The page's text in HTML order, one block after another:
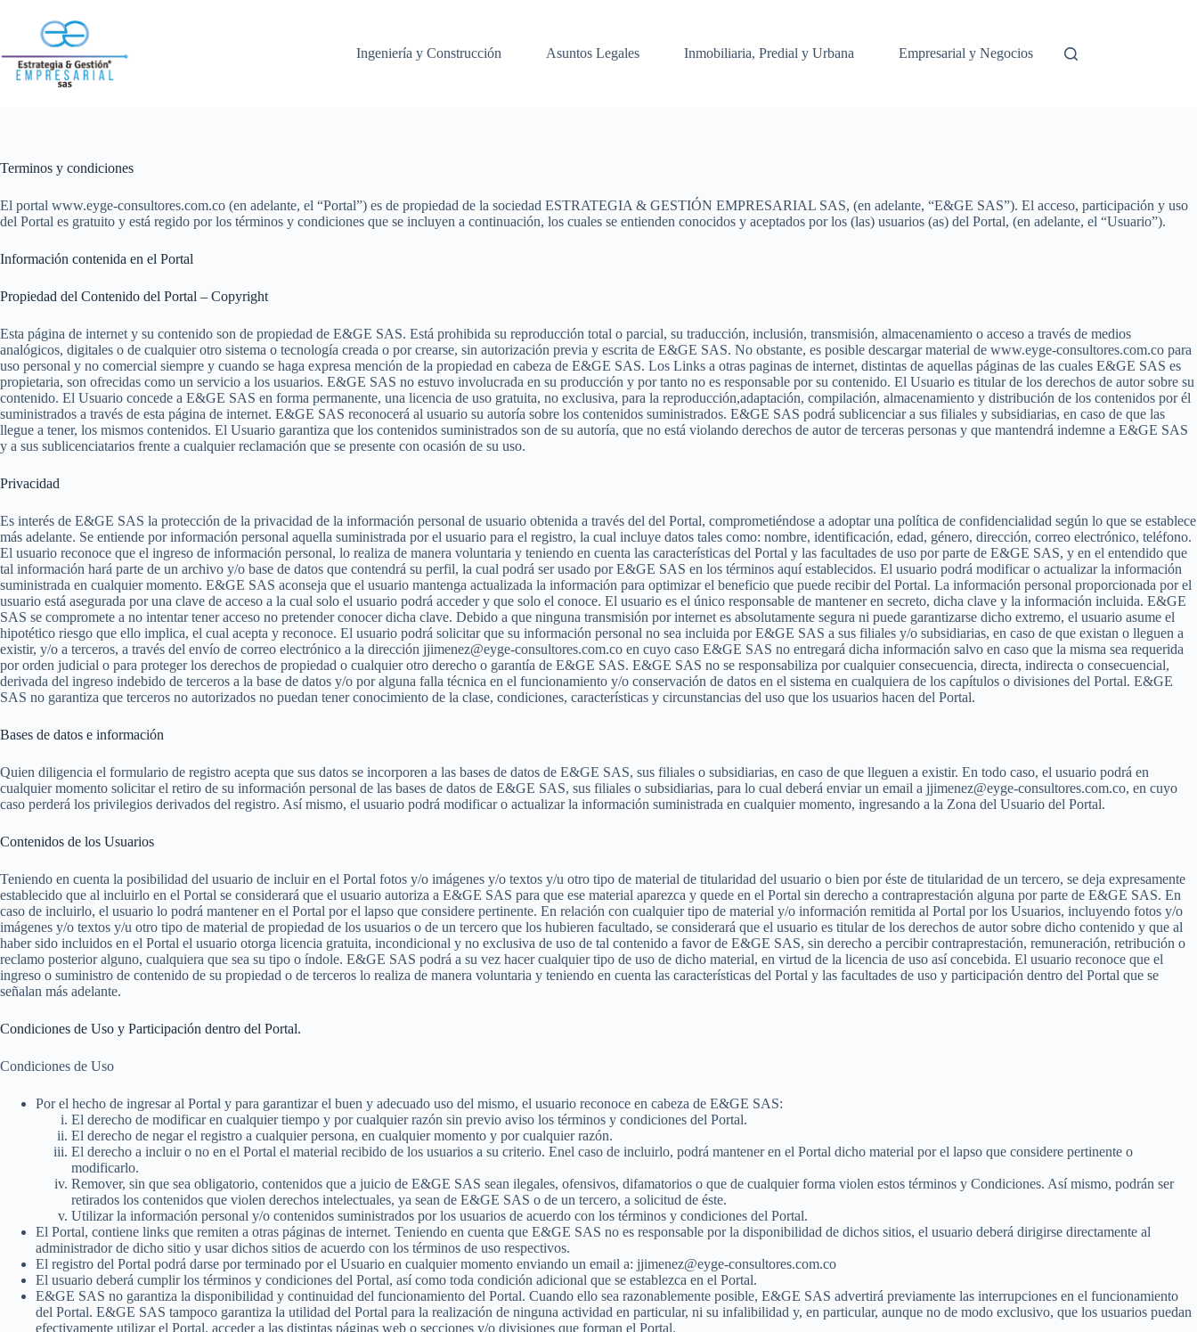
Ingeniería y Construcción
Asuntos Legales Inmobiliaria, Predial y Urbana Empresarial y Negocios
Terminos y condiciones
El portal www.eyge-consultores.com.co (en adelante, el “Portal”) es de propiedad de la sociedad ESTRATEGIA & GESTIÓN EMPRESARIAL SAS, (en adelante, “E&GE SAS”). El acceso, participación y uso
del Portal es gratuito y está regido por los términos y condiciones que se incluyen a continuación, los cuales se entienden conocidos y aceptados por los (las) usuarios (as) del Portal, (en adelante, el “Usuario”).
Información contenida en el Portal
Propiedad del Contenido del Portal – Copyright
Esta página de internet y su contenido son de propiedad de E&GE SAS. Está prohibida su reproducción total o parcial, su traducción, inclusión, transmisión, almacenamiento o acceso a través de medios
analógicos, digitales o de cualquier otro sistema o tecnología creada o por crearse, sin autorización previa y escrita de E&GE SAS. No obstante, es posible descargar material de www.eyge-consultores.com.co para
uso personal y no comercial siempre y cuando se haga expresa mención de la propiedad en cabeza de E&GE SAS. Los Links a otras paginas de internet, distintas de aquellas páginas de las cuales E&GE SAS es
propietaria, son ofrecidas como un servicio a los usuarios. E&GE SAS no estuvo involucrada en su producción y por tanto no es responsable por su contenido. El Usuario es titular de los derechos de autor sobre su
contenido. El Usuario concede a E&GE SAS en forma permanente, una licencia de uso gratuita, no exclusiva, para la reproducción,adaptación, compilación, almacenamiento y distribución de los contenidos por él
suministrados a través de esta página de internet. E&GE SAS reconocerá al usuario su autoría sobre los contenidos suministrados. E&GE SAS podrá sublicenciar a sus filiales y subsidiarias, en caso de que las
llegue a tener, los mismos contenidos. El Usuario garantiza que los contenidos suministrados son de su autoría, que no está violando derechos de autor de terceras personas y que mantendrá indemne a E&GE SAS
y a sus sublicenciatarios frente a cualquier reclamación que se presente con ocasión de su uso.
Privacidad
Es interés de E&GE SAS la protección de la privacidad de la información personal de usuario obtenida a través del del Portal, comprometiéndose a adoptar una política de confidencialidad según lo que se establece
más adelante. Se entiende por información personal aquella suministrada por el usuario para el registro, la cual incluye datos tales como: nombre, identificación, edad, género, dirección, correo electrónico, teléfono.
El usuario reconoce que el ingreso de información personal, lo realiza de manera voluntaria y teniendo en cuenta las características del Portal y las facultades de uso por parte de E&GE SAS, y en el entendido que
tal información hará parte de un archivo y/o base de datos que contendrá su perfil, la cual podrá ser usado por E&GE SAS en los términos aquí establecidos. El usuario podrá modificar o actualizar la información
suministrada en cualquier momento. E&GE SAS aconseja que el usuario mantenga actualizada la información para optimizar el beneficio que puede recibir del Portal. La información personal proporcionada por el
usuario está asegurada por una clave de acceso a la cual solo el usuario podrá acceder y que solo el conoce. El usuario es el único responsable de mantener en secreto, dicha clave y la información incluida. E&GE
SAS se compromete a no intentar tener acceso no pretender conocer dicha clave. Debido a que ninguna transmisión por internet es absolutamente segura ni puede garantizarse dicho extremo, el usuario asume el
hipotético riesgo que ello implica, el cual acepta y reconoce. El usuario podrá solicitar que su información personal no sea incluida por E&GE SAS a sus filiales y/o subsidiarias, en caso de que existan o lleguen a
existir, y/o a terceros, a través del envío de correo electrónico a la dirección jjimenez@eyge-consultores.com.co en cuyo caso E&GE SAS no entregará dicha información salvo en caso que la misma sea requerida
por orden judicial o para proteger los derechos de propiedad o cualquier otro derecho o garantía de E&GE SAS. E&GE SAS no se responsabiliza por cualquier consecuencia, directa, indirecta o consecuencial,
derivada del ingreso indebido de terceros a la base de datos y/o por alguna falla técnica en el funcionamiento y/o conservación de datos en el sistema en cualquiera de los capítulos o divisiones del Portal. E&GE
SAS no garantiza que terceros no autorizados no puedan tener conocimiento de la clase, condiciones, características y circunstancias del uso que los usuarios hacen del Portal.
Bases de datos e información
Quien diligencia el formulario de registro acepta que sus datos se incorporen a las bases de datos de E&GE SAS, sus filiales o subsidiarias, en caso de que lleguen a existir. En todo caso, el usuario podrá en
cualquier momento solicitar el retiro de su información personal de las bases de datos de E&GE SAS, sus filiales o subsidiarias, para lo cual deberá enviar un email a jjimenez@eyge-consultores.com.co, en cuyo
caso perderá los privilegios derivados del registro. Así mismo, el usuario podrá modificar o actualizar la información suministrada en cualquier momento, ingresando a la Zona del Usuario del Portal.
Contenidos de los Usuarios
Teniendo en cuenta la posibilidad del usuario de incluir en el Portal fotos y/o imágenes y/o textos y/u otro tipo de material de titularidad del usuario o bien por éste de titularidad de un tercero, se deja expresamente
establecido que al incluirlo en el Portal se considerará que el usuario autoriza a E&GE SAS para que ese material aparezca y quede en el Portal sin derecho a contraprestación alguna por parte de E&GE SAS. En
caso de incluirlo, el usuario lo podrá mantener en el Portal por el lapso que considere pertinente. En relación con cualquier tipo de material y/o información remitida al Portal por los Usuarios, incluyendo fotos y/o
imágenes y/o textos y/u otro tipo de material de propiedad de los usuarios o de un tercero que los hubieren facultado, se considerará que el usuario es titular de los derechos de autor sobre dicho contenido y que al
haber sido incluidos en el Portal el usuario otorga licencia gratuita, incondicional y no exclusiva de uso de tal contenido a favor de E&GE SAS, sin derecho a percibir contraprestación, remuneración, retribución o
reclamo posterior alguno, cualquiera que sea su tipo o índole. E&GE SAS podrá a su vez hacer cualquier tipo de uso de dicho material, en virtud de la licencia de uso así concebida. El usuario reconoce que el
ingreso o suministro de contenido de su propiedad o de terceros lo realiza de manera voluntaria y teniendo en cuenta las características del Portal y las facultades de uso y participación dentro del Portal que se
señalan más adelante.
Condiciones de Uso y Participación dentro del Portal.
Condiciones de Uso
Por el hecho de ingresar al Portal y para garantizar el buen y adecuado uso del mismo, el usuario reconoce en cabeza de E&GE SAS:
El derecho de modificar en cualquier tiempo y por cualquier razón sin previo aviso los términos y condiciones del Portal.
El derecho de negar el registro a cualquier persona, en cualquier momento y por cualquier razón.
El derecho a incluir o no en el Portal el material recibido de los usuarios a su criterio. Enel caso de incluirlo, podrá mantener en el Portal dicho material por el lapso que considere pertinente o
modificarlo.
Remover, sin que sea obligatorio, contenidos que a juicio de E&GE SAS sean ilegales, ofensivos, difamatorios o que de cualquier forma violen estos términos y Condiciones. Así mismo, podrán ser
retirados los contenidos que violen derechos intelectuales, ya sean de E&GE SAS o de un tercero, a solicitud de éste.
Utilizar la información personal y/o contenidos suministrados por los usuarios de acuerdo con los términos y condiciones del Portal.
El Portal, contiene links que remiten a otras páginas de internet. Teniendo en cuenta que E&GE SAS no es responsable por la disponibilidad de dichos sitios, el usuario deberá dirigirse directamente al
administrador de dicho sitio y usar dichos sitios de acuerdo con los términos de uso respectivos.
El registro del Portal podrá darse por terminado por el Usuario en cualquier momento enviando un email a: jjimenez@eyge-consultores.com.co
El usuario deberá cumplir los términos y condiciones del Portal, así como toda condición adicional que se establezca en el Portal.
E&GE SAS no garantiza la disponibilidad y continuidad del funcionamiento del Portal. Cuando ello sea razonablemente posible, E&GE SAS advertirá previamente las interrupciones en el funcionamiento
del Portal. E&GE SAS tampoco garantiza la utilidad del Portal para la realización de ninguna actividad en particular, ni su infalibilidad y, en particular, aunque no de modo exclusivo, que los usuarios puedan
efectivamente utilizar el Portal, acceder a las distintas páginas web o secciones y/o divisiones que forman el Portal.